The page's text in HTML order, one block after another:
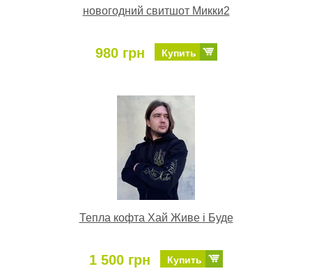
новогодний свитшот Микки2
980 грн Купить
Тепла кофта Хай Живе і Буде
1 500 грн Купить